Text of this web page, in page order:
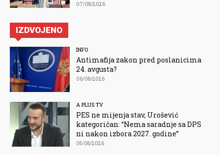
07/08/2026
IZDVOJENO
INFO
Antimafija zakon pred poslanicima
24. avgusta?
06/08/2026
A PLUS TV
PES ne mijenja stav, Urošević
kategoričan: “Nema saradnje sa DPS
ni nakon izbora 2027. godine”
05/08/2026